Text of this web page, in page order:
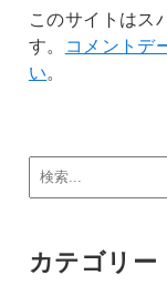
このサイトはス
す。 コメントデ
い。
カテゴリー